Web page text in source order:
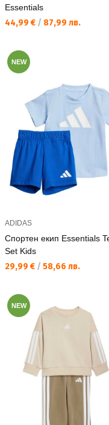
Essentials
Текуща цена:
44,99 € / 87,99 лв.
NEW
ADIDAS
Спортен екип Essentials
Set Kids
Текуща цена:
29,99 € / 58,66 лв.
NEW